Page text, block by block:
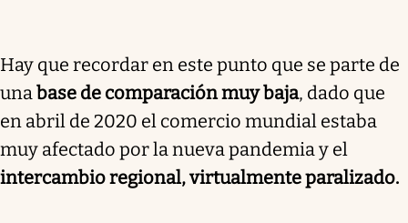
Hay que recordar en este punto que se parte de
una base de comparación muy baja, dado que
en abril de 2020 el comercio mundial estaba
muy afectado por la nueva pandemia y el
intercambio regional, virtualmente paralizado.